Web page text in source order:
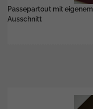
Passepartout mit eigenem
Ausschnitt